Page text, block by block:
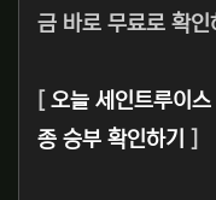
금 바로 무료로 확
오늘 세인트루이
종 승부 확인하기